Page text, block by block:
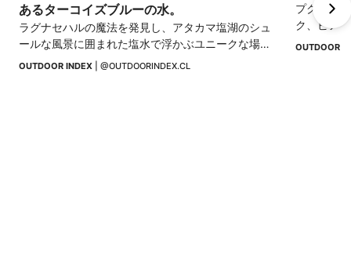
あるターコイズブルーの水。
ラグナセハルの魔法を発見し、アタカマ塩湖のシュ
ールな風景に囲まれた塩水で浮かぶユニークな場所
を体験してください。
OUTDOOR INDEX @OUTDOORINDEX.CL
プクンは
ク、ビア
しむため
OUTDOOR